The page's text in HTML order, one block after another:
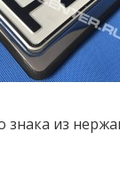
знака из